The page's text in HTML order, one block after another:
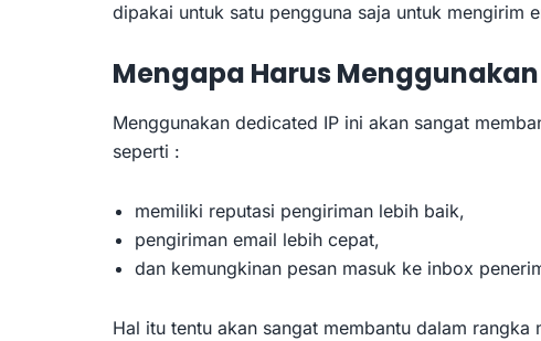
dipakai untuk satu pengguna saja untuk mengirim
Mengapa Harus
Menggunakan dedicated IP ini akan sangat
seperti :
memiliki reputasi pengiriman lebih baik,
pengiriman email lebih cepat,
dan kemungkinan pesan masuk ke inbox
Hal itu tentu akan sangat membantu dalam rangka